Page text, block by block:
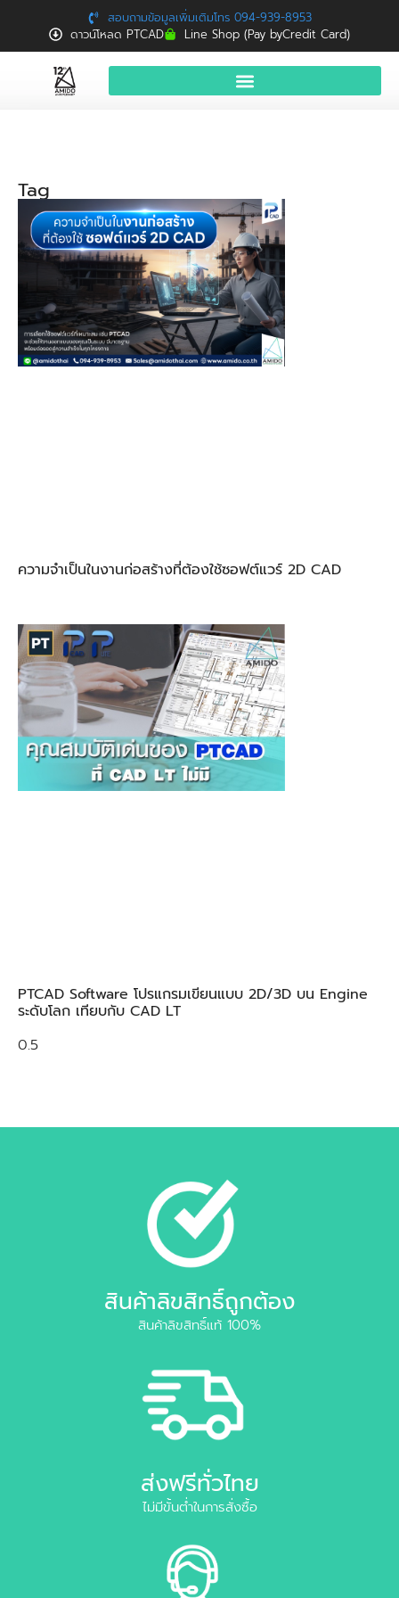
สอบถามข้อมูลเพิ่มเติมโทร 094-939-8953
ดาวน์โหลด PTCAD
Line Shop (Pay byCredit Card)
News
Download
ติดต่อเรา
Tag
ความจำเป็นในงานก่อสร้างที่ต้องใช้ซอฟต์แวร์ 2D CAD
PTCAD Software โปรแกรมเขียนแบบ 2D/3D บน Engine
ระดับโลก เทียบกับ CAD LT
สินค้าลิขสิทธิ์ถูกต้อง
สินค้าลิขสิทธิ์แท้ 100%
ส่งฟรีทั่วไทย
ไม่มีขั้นต่ำในการสั่งซื้อ